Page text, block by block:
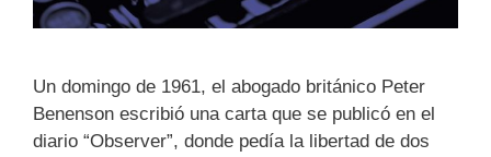
Un domingo de 1961, el abogado británico Peter
Benenson escribió una carta que se publicó en el
diario “Observer”, donde pedía la libertad de dos